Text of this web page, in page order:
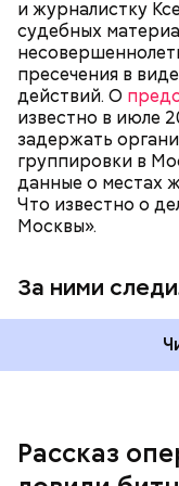
и журналистку
судебных
пресечения в
действий. О
известно в июле
задержать
группировки в
данные о местах
Что известно о
Москвы».
За ними
Рассказ
Первые сутки в
Его
объясняли, что